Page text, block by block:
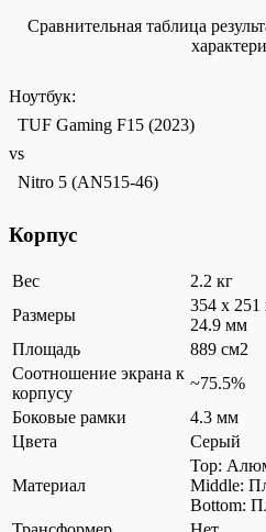
Сравнительная таблица
Ноутбук:
TUF Gaming F15 (2023)
vs
Nitro 5 (AN515-46)
Корпус
Вес 2.2 кг
Размеры
354 x 251
24.9 мм
Площадь
889 см2
Соотношение экрана к
корпусу
~75.5%
Боковые рамки
4.3 мм
Цвета
Серый
Материал
Top:
Middle:
Bottom: